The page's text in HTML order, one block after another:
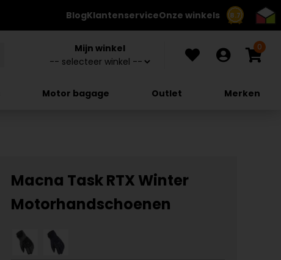
8.7
BlogKlantenserviceOnze winkels
Mijn winkel 0
Motor bagage Outlet Merken
Macna Task RTX Winter
Motorhandschoenen